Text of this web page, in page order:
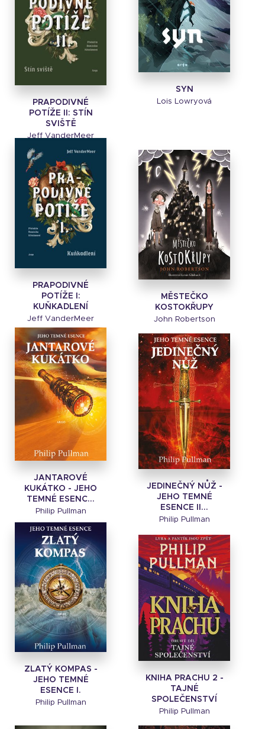
PRAPODIVNÉ
POTÍŽE II: STÍN
SVIŠTĚ
Jeff VanderMeer
SYN
Lois Lowryová
PRAPODIVNÉ
POTÍŽE I:
KUŇKADLENÍ
Jeff VanderMeer
MĚSTEČKO
KOSTOKŘUPY
John Robertson
JANTAROVÉ
KUKÁTKO - JEHO
TEMNÉ ESENC...
Philip Pullman
JEDINEČNÝ NŮŽ -
JEHO TEMNÉ
ESENCE II...
Philip Pullman
ZLATÝ KOMPAS -
JEHO TEMNÉ
ESENCE I.
Philip Pullman
KNIHA PRACHU 2 -
TAJNÉ
SPOLEČENSTVÍ
Philip Pullman